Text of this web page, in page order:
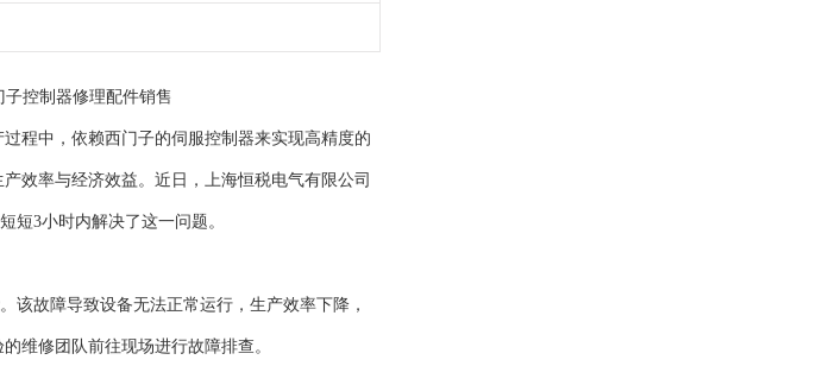
子控制器修理配件销售
程中，依赖西门子的伺服控制器来实现高精度的
效率与经济效益。近日，上海恒税电气有限公司
短3小时内解决了这一问题。
该故障导致设备无法正常运行，生产效率下降，
维修团队前往现场进行故障排查。